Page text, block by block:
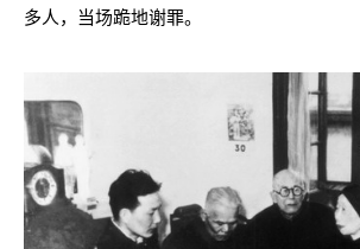
多人，当场跪地谢罪。